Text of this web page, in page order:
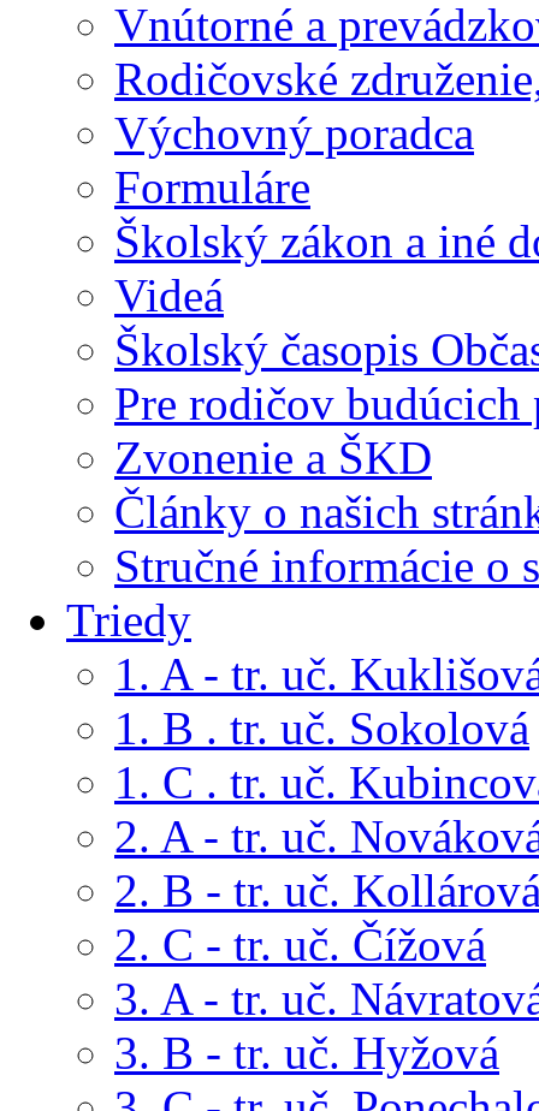
Vnútorné a
Rodičovské
Výchovný poradca
Formuláre
Školský zákon a iné
Videá
Školský časopis
Pre rodičov budúcich
Zvonenie a ŠKD
Články o našich
Stručné informácie o
Triedy
1. A - tr. uč.
1. B . tr. uč. Sokolová
1. C . tr. uč.
2. A - tr. uč.
2. B - tr. uč.
2. C - tr. uč. Čížová
3. A - tr. uč.
3. B - tr. uč. Hyžová